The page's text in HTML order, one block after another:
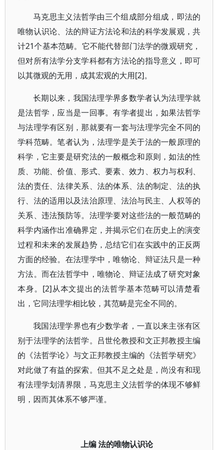
马克思主义法哲学由三个组成部分组成，即法的
唯物认识论、法的辩证方法论和法的科学发展观，共
计21个基本范畴。它不能代替部门法学的微观研究，
但对所有法学分支学科都有方法论的指导意义，即可
以其微观的无用，成其宏观的大用[2]。
长期以来，我国法理学界多数学者认为法理学就
是法哲学，应当是一回事。有学者提出，如果法哲学
与法理学有区别，那就要有一套与法理学完全不同的
学科范畴。笔者认为，法理学是关于法的一般原理的
科学，它主要是研究法的一般概念和原则，如法的性
质、功能、价值、形式、要素、效力、权力与权利、
法的责任、法律关系、法的体系、法的制定、法的执
行、法的适用以及法治原理、法治与民主、人权等的
关系、违法预防等。法理学要对这些法的一般范畴的
科学内涵作出准确界定，并揭示它们在历史上的演变
过程和未来的发展趋势，总结它们在实践中的正反两
方面的经验。在法理学中，唯物论、辩证法只是一种
方法。而在法哲学中，唯物论、辩证法成了研究对象
本身。[2]从本文提出的法哲学基本范畴可以清楚看
出，它同法理学相比较，其范畴是完全不同的。
我国法理学界也有少数学者，一直以来主张有区
别于法理学的法哲学。吕世伦教授和文正邦教授主编
的《法哲学论》与文正邦教授主编的《法哲学研究》
对此做了有益的探索。但其不足之处是，尚没有和现
有法理学划清界限，马克思主义法哲学的体现不够鲜
明，因而其体系不够严谨。
上编 法的唯物认识论